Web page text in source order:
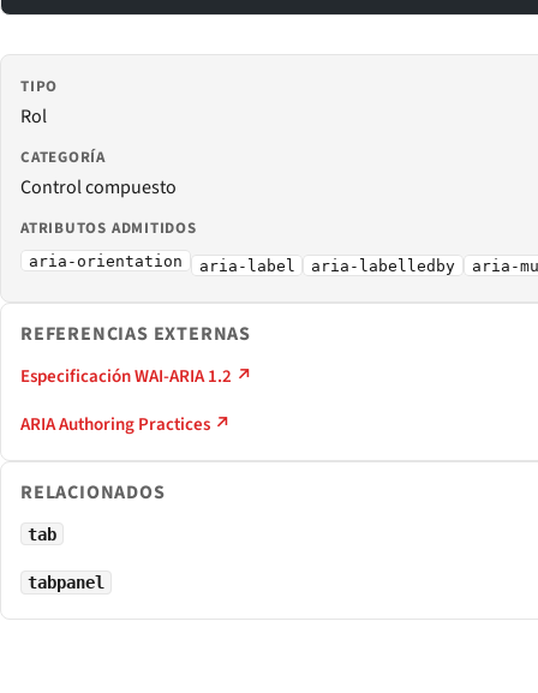
TIPO
Rol
CATEGORÍA
Control compuesto
ATRIBUTOS ADMITIDOS
aria-orientation aria-label aria-labelledby aria-
REFERENCIAS EXTERNAS
Especificación WAI-ARIA 1.2 ↗
ARIA Authoring Practices ↗
RELACIONADOS
tab
tabpanel